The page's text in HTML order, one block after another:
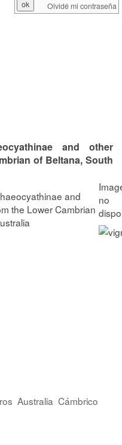
and other
of Beltana, South
and
the Lower Cambrian
Australia Cámbrico
Olvidé mi contraseña